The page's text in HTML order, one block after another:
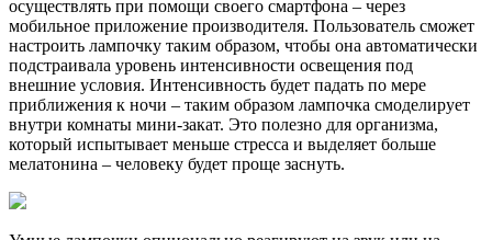
осуществлять при помощи своего смартфона – через
мобильное приложение производителя. Пользователь сможет
настроить лампочку таким образом, чтобы она автоматически
подстраивала уровень интенсивности освещения под
внешние условия. Интенсивность будет падать по мере
приближения к ночи – таким образом лампочка смоделирует
внутри комнаты мини-закат. Это полезно для организма,
который испытывает меньше стресса и выделяет больше
мелатонина – человеку будет проще заснуть.